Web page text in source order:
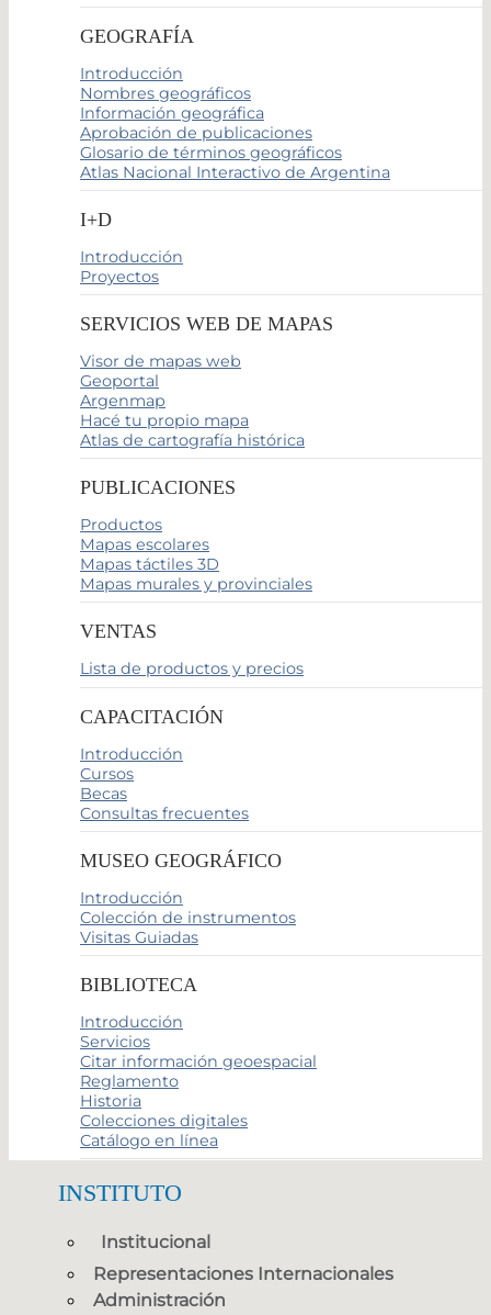
GEOGRAFÍA
Introducción
Nombres geográficos
Información geográfica
Aprobación de publicaciones
Glosario de términos geográficos
Atlas Nacional Interactivo de Argentina
I+D
Introducción
Proyectos
SERVICIOS WEB DE MAPAS
Visor de mapas web
Geoportal
Argenmap
Hacé tu propio mapa
Atlas de cartografía histórica
PUBLICACIONES
Productos
Mapas escolares
Mapas táctiles 3D
Mapas murales y provinciales
VENTAS
Lista de productos y precios
CAPACITACIÓN
Introducción
Cursos
Becas
Consultas frecuentes
MUSEO GEOGRÁFICO
Introducción
Colección de instrumentos
Visitas Guiadas
BIBLIOTECA
Introducción
Servicios
Citar información geoespacial
Reglamento
Historia
Colecciones digitales
Catálogo en línea
INSTITUTO
Institucional
Representaciones Internacionales
Administración